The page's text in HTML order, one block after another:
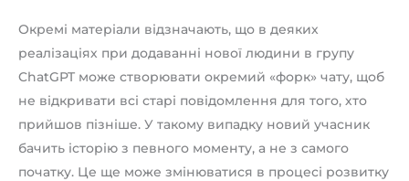
Окремі матеріали відзначають, що в деяких
реалізаціях при додаванні нової людини в групу
ChatGPT може створювати окремий «форк» чату, щоб
не відкривати всі старі повідомлення для того, хто
прийшов пізніше. У такому випадку новий учасник
бачить історію з певного моменту, а не з самого
початку. Це ще може змінюватися в процесі розвитку